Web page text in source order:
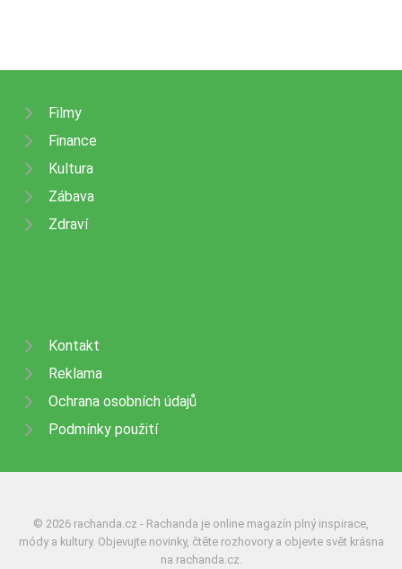
Filmy
Finance
Kultura
Zábava
Zdraví
Kontakt
Reklama
Ochrana osobních údajů
Podmínky použití
© 2026 rachanda.cz - Rachanda je online magazín plný inspirace,
módy a kultury. Objevujte novinky, čtěte rozhovory a objevte svět krásna
na rachanda.cz.